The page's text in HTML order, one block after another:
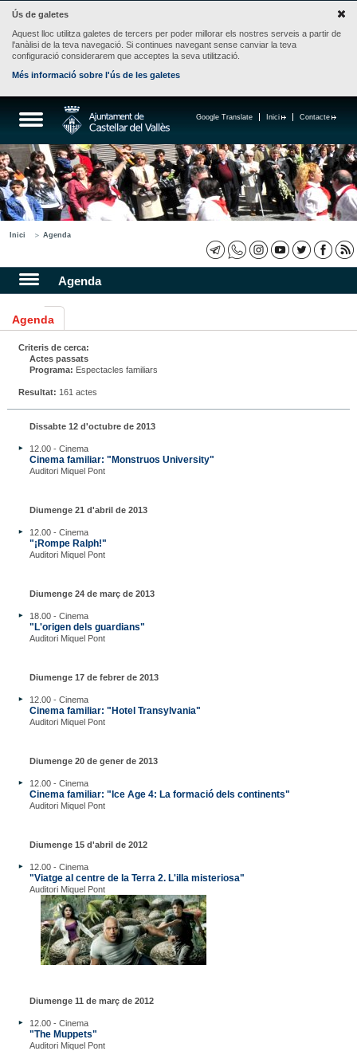
Ús de galetes
Aquest lloc utilitza galetes de tercers per poder millorar els nostres serveis a partir de
l'anàlisi de la teva navegació. Si continues navegant sense canviar la teva
configuració considerarem que acceptes la seva utilització.
Més informació sobre l'ús de les galetes
Contacte
Inici
Google Translate
Inici Agenda
Agenda
Agenda
Criteris de cerca:
Actes passats
Programa: Espectacles familiars
Resultat: 161 actes
Dissabte 12 d'octubre de 2013
12.00 - Cinema
Cinema familiar: "Monstruos University"
Auditori Miquel Pont
Diumenge 21 d'abril de 2013
12.00 - Cinema
"¡Rompe Ralph!"
Auditori Miquel Pont
Diumenge 24 de març de 2013
18.00 - Cinema
"L'origen dels guardians"
Auditori Miquel Pont
Diumenge 17 de febrer de 2013
12.00 - Cinema
Cinema familiar: "Hotel Transylvania"
Auditori Miquel Pont
Diumenge 20 de gener de 2013
12.00 - Cinema
Cinema familiar: "Ice Age 4: La formació dels continents"
Auditori Miquel Pont
Diumenge 15 d'abril de 2012
12.00 - Cinema
"Viatge al centre de la Terra 2. L'illa misteriosa"
Auditori Miquel Pont
Diumenge 11 de març de 2012
12.00 - Cinema
"The Muppets"
Auditori Miquel Pont